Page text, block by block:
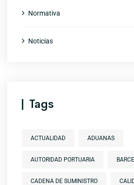
Normativa
Noticias
Tags
ACTUALIDAD ADUANAS
AUTORIDAD PORTUARIA
CADENA DE SUMINISTRO